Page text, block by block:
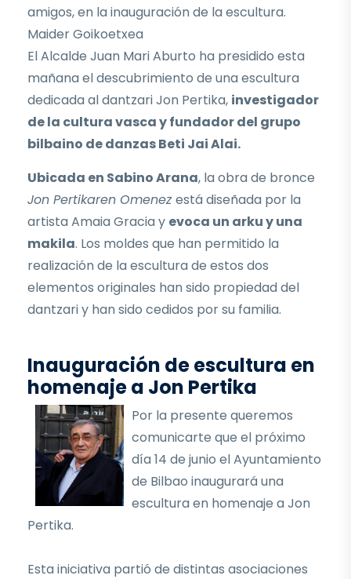
amigos, en la inauguración de la escultura.
Maider Goikoetxea
El Alcalde Juan Mari Aburto ha presidido esta
mañana el descubrimiento de una escultura
dedicada al dantzari Jon Pertika, investigador
de la cultura vasca y fundador del grupo
bilbaino de danzas Beti Jai Alai.
Ubicada en Sabino Arana, la obra de bronce
Jon Pertikaren Omenezestá diseñada por la
artista Amaia Gracia y evoca un arku y una
makila. Los moldes que han permitido la
realización de la escultura de estos dos
elementos originales han sido propiedad del
dantzari y han sido cedidos por su familia.
Inauguración de escultura en
homenaje a Jon Pertika
Por la presente queremos
comunicarte que el próximo
día 14 de junio el Ayuntamiento
de Bilbao inaugurará una
escultura en homenaje a Jon
Pertika.
Esta iniciativa partió de distintas asociaciones